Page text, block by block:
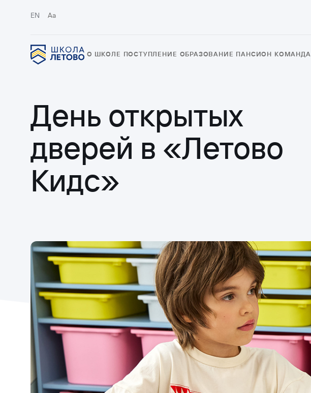
День открытых
дверей в «Летово
Кидс»
EN Aa
О ШКОЛЕ ПОСТУПЛЕНИЕ ОБРАЗОВАНИЕ ПАНСИОН КОМАНДА